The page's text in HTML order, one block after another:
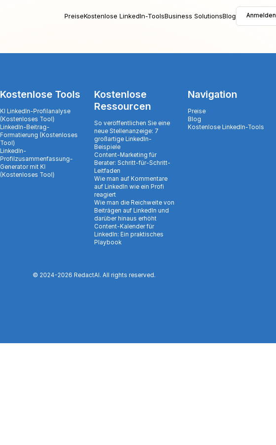
PreiseKostenlose LinkedIn-ToolsBusiness SolutionsBlog Anmelden
Kostenlose Tools
KI LinkedIn-Profilanalyse
(Kostenloses Tool)
LinkedIn-Beitrag-
Formatierung (Kostenloses
Tool)
LinkedIn-
Profilzusammenfassung-
Generator mit KI
(Kostenloses Tool)
Kostenlose
Ressourcen
So veröffentlichen Sie eine
neue Stellenanzeige: 7
großartige LinkedIn-
Beispiele
Content-Marketing für
Berater: Schritt-für-Schritt-
Leitfaden
Wie man auf Kommentare
auf LinkedIn wie ein Profi
reagiert
Wie man die Reichweite von
Beiträgen auf LinkedIn und
darüber hinaus erhöht
Content-Kalender für
LinkedIn: Ein praktisches
Playbook
Navigation
Preise
Blog
Kostenlose LinkedIn-Tools
© 2024-2026 RedactAI. All rights reserved.